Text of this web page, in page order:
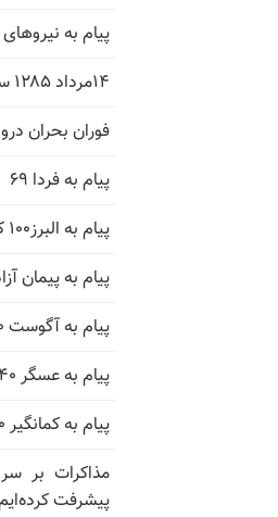
پیام به نیروهای
۱۴مرداد ۱۲۸۵ سالگرد انقلاب مشروطه
فوران بحران
پیام به فردا ۶۹
پیام به البرز۱۰۰ کرج
پیام به پیمان آزادی
پیام به آگوست ۲۰۰۰
پیام به عسگر ۱۳۴۰ مشهد
پیام به کمانگیر ۱۶۰ از لرستان
مذاکرات بر
پیشرفت